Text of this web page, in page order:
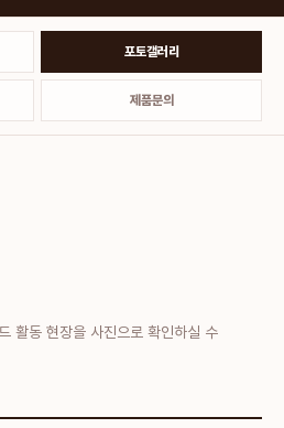
포토갤러리
제품문의
활동 현장을 사진으로 확인하실 수